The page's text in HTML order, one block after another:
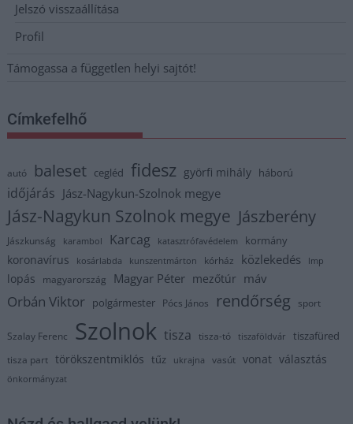
Jelszó visszaállítása
Profil
Támogassa a független helyi sajtót!
Címkefelhő
autó baleset cegléd fidesz györfi mihály háború
időjárás Jász-Nagykun-Szolnok megye
Jász-Nagykun Szolnok megye Jászberény
Jászkunság karambol Karcag katasztrófavédelem kormány
koronavírus kosárlabda kunszentmárton kórház közlekedés lmp
lopás magyarország Magyar Péter mezőtúr máv
Orbán Viktor polgármester Pócs János rendőrség sport
Szalay Ferenc Szolnok tisza tisza-tó tiszaföldvár tiszafüred
tisza part törökszentmiklós tűz ukrajna vasút vonat választás
önkormányzat